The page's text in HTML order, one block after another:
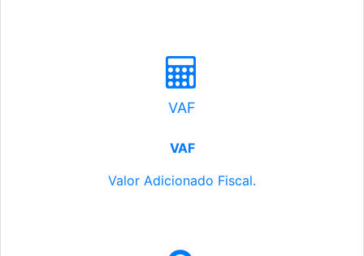
VAF
VAF
Valor Adicionado Fiscal.